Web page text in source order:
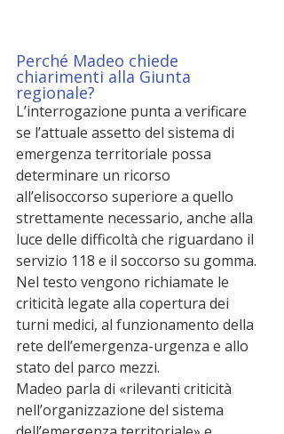
Perché Madeo chiede
chiarimenti alla Giunta
regionale?
L’interrogazione punta a verificare
se l’attuale assetto del sistema di
emergenza territoriale possa
determinare un ricorso
all’elisoccorso superiore a quello
strettamente necessario, anche alla
luce delle difficoltà che riguardano il
servizio 118 e il soccorso su gomma.
Nel testo vengono richiamate le
criticità legate alla copertura dei
turni medici, al funzionamento della
rete dell’emergenza-urgenza e allo
stato del parco mezzi.
Madeo parla di «rilevanti criticità
nell’organizzazione del sistema